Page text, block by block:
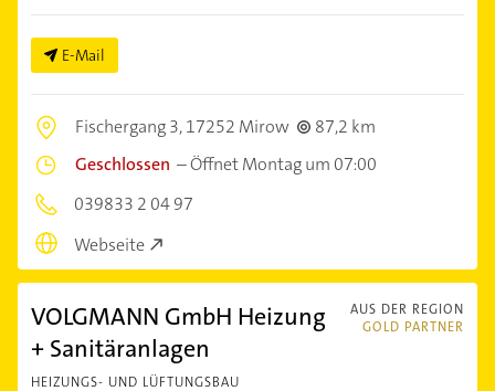
E-Mail
Fischergang 3,17252 Mirow
87,2 km
Geschlossen –Öffnet Montag um 07:00
039833 2 04 97
Webseite
AUS DER REGION
GOLD PARTNER
VOLGMANN GmbH Heizung
+ Sanitäranlagen
HEIZUNGS- UND LÜFTUNGSBAU